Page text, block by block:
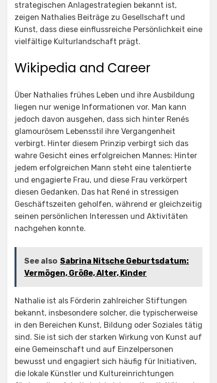
strategischen Anlagestrategien bekannt ist,
zeigen Nathalies Beiträge zu Gesellschaft und
Kunst, dass diese einflussreiche Persönlichkeit eine
vielfältige Kulturlandschaft prägt.
Wikipedia and Career
Über Nathalies frühes Leben und ihre Ausbildung
liegen nur wenige Informationen vor. Man kann
jedoch davon ausgehen, dass sich hinter Renés
glamourösem Lebensstil ihre Vergangenheit
verbirgt. Hinter diesem Prinzip verbirgt sich das
wahre Gesicht eines erfolgreichen Mannes: Hinter
jedem erfolgreichen Mann steht eine talentierte
und engagierte Frau, und diese Frau verkörpert
diesen Gedanken. Das hat René in stressigen
Geschäftszeiten geholfen, während er gleichzeitig
seinen persönlichen Interessen und Aktivitäten
nachgehen konnte.
See also Sabrina Nitsche Geburtsdatum:
Vermögen, Größe, Alter, Kinder
Nathalie ist als Förderin zahlreicher Stiftungen
bekannt, insbesondere solcher, die typischerweise
in den Bereichen Kunst, Bildung oder Soziales tätig
sind. Sie ist sich der starken Wirkung von Kunst auf
eine Gemeinschaft und auf Einzelpersonen
bewusst und engagiert sich häufig für Initiativen,
die lokale Künstler und Kultureinrichtungen